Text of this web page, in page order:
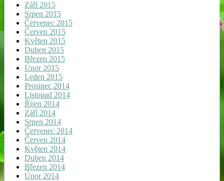
Září 2015
Srpen 2015
Červenec 2015
Červen 2015
Květen 2015
Duben 2015
Březen 2015
Únor 2015
Leden 2015
Prosinec 2014
Listopad 2014
Říjen 2014
Září 2014
Srpen 2014
Červenec 2014
Červen 2014
Květen 2014
Duben 2014
Březen 2014
Únor 2014